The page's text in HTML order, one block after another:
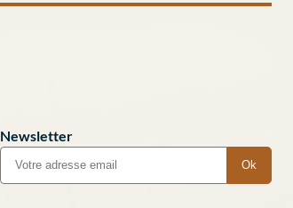
Newsletter
Ok